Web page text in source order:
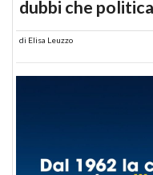
dubbi che politica
di Elisa Leuzzo